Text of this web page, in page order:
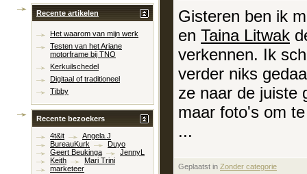
Gisteren ben ik
en Taina Litwak
verkennen. Ik
verder niks
ze naar de juiste
maar foto's om
...
Geplaatst in Zonder categorie
Recente artikelen
Het waarom van mijn werk
Testen van het Ariane
motorframe bij TNO
Kerkuilschedel
Digitaal of traditioneel
Tibby
Recente bezoekers
4t&it
Angela.J
BureauKurk
Duyo
Geert Beukinga
JennyL
Keith
Mari Trini
marketeer